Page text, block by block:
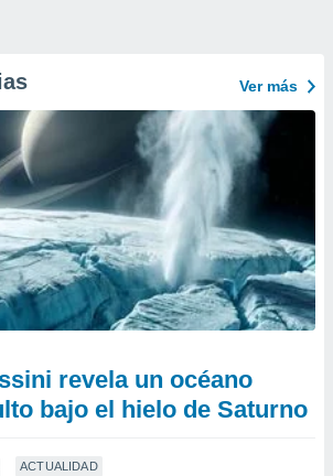
Ver más
revela un océano
bajo el hielo de Saturno
ACTUALIDAD